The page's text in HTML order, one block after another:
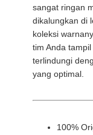
sangat ringan
dikalungkan di
koleksi
tim Anda
terlindungi
yang optimal.
100%